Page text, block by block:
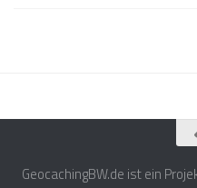
GeocachingBW.de ist ein